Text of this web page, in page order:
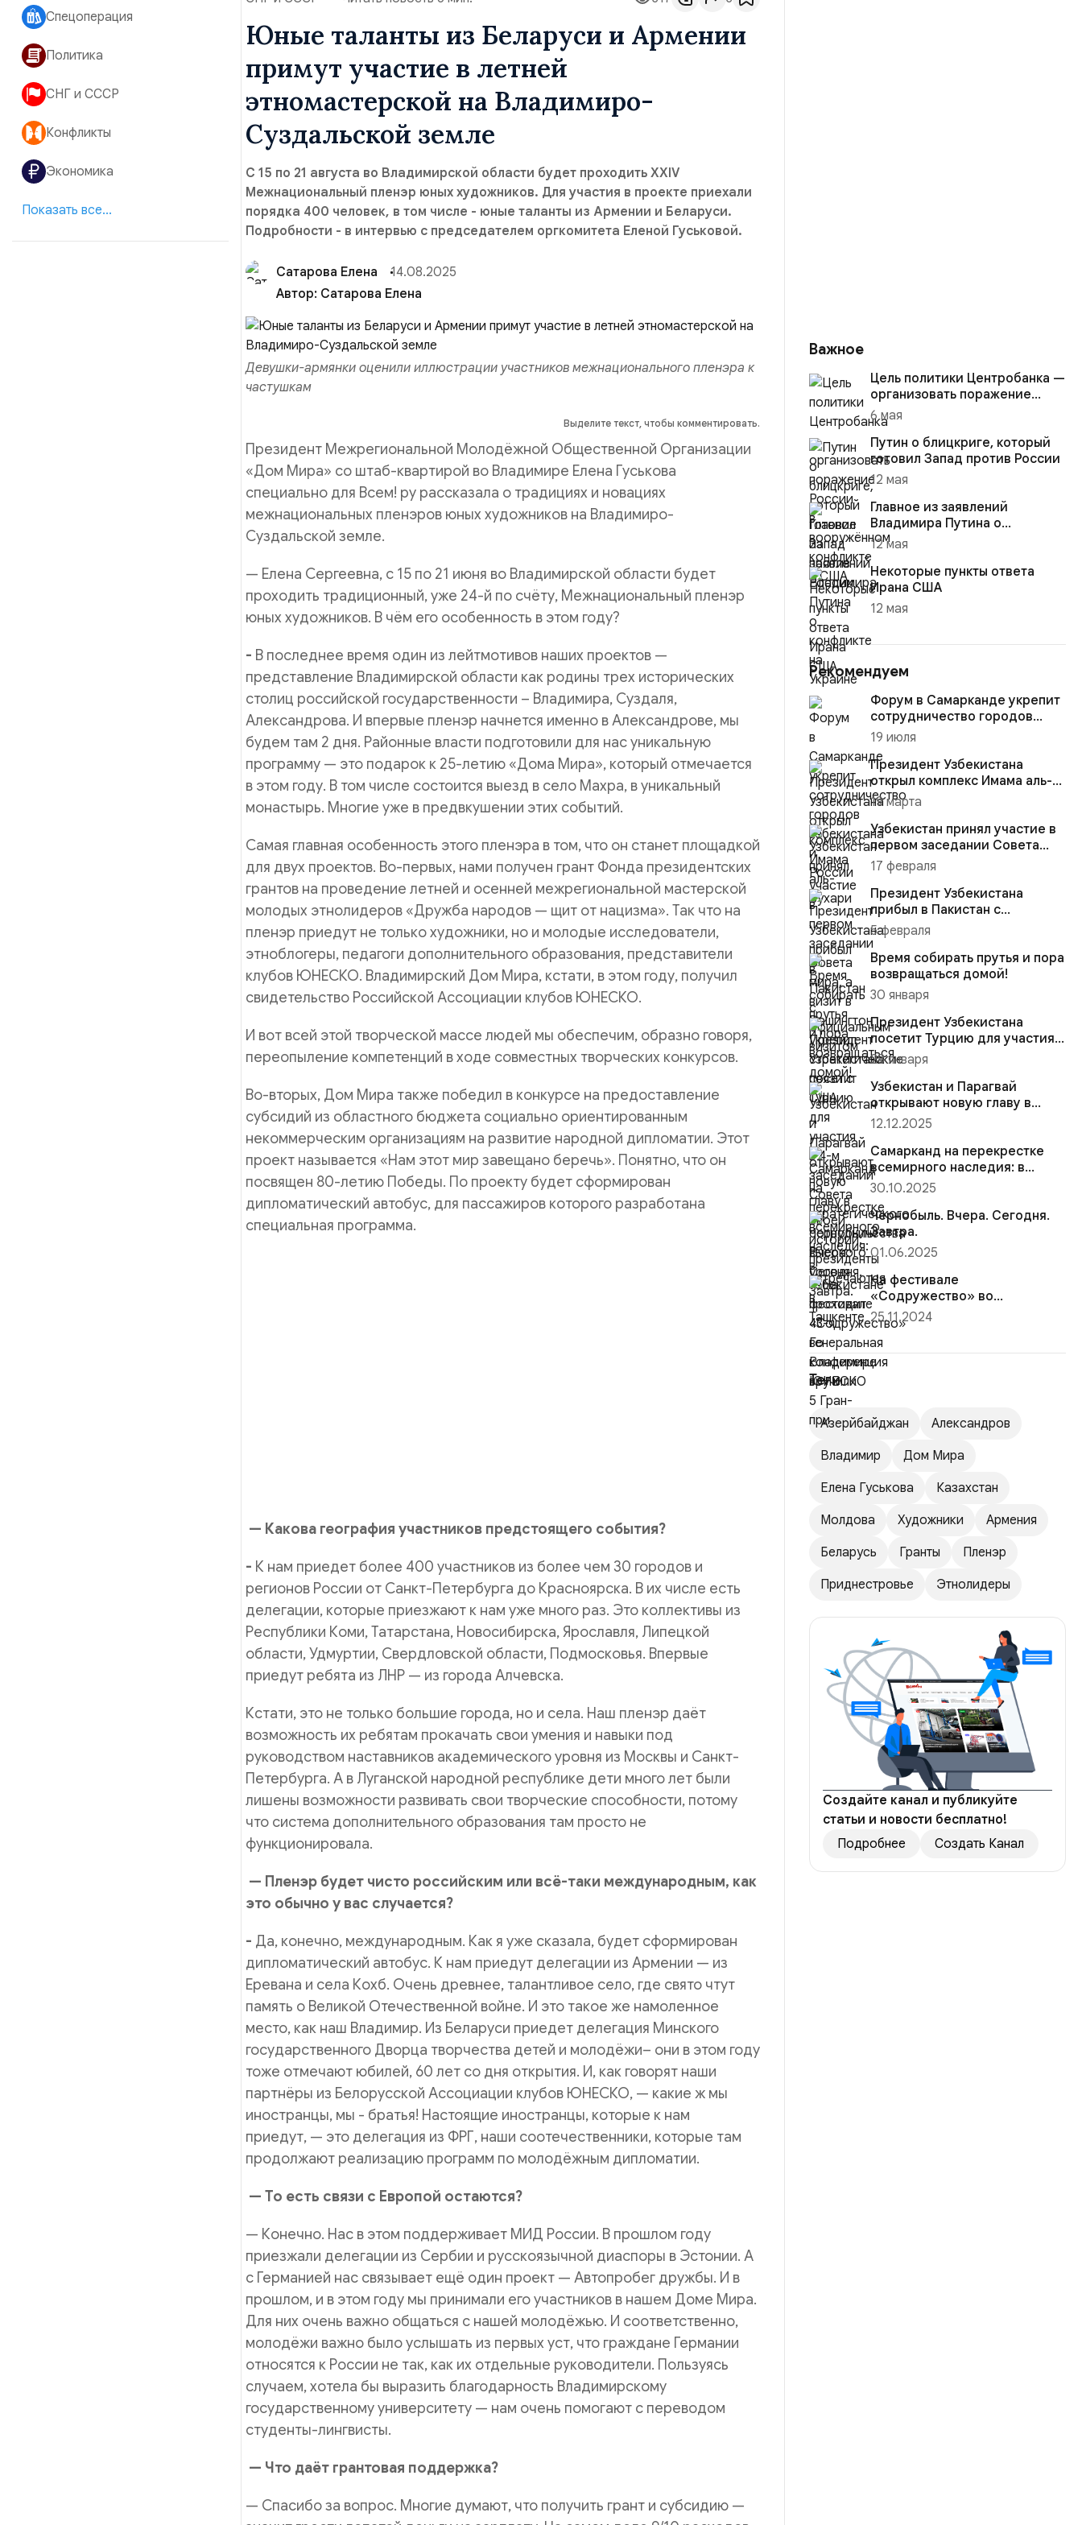
Спецоперация
Политика
СНГ и СССР
Конфликты
Экономика
Показать все...
Юные таланты из Беларуси и Армении
примут участие в летней
этномастерской на Владимиро-
Суздальской земле
С 15 по 21 августа во Владимирской области будет проходить XXIV
Межнациональный пленэр юных художников. Для участия в проекте приехали
порядка 400 человек, в том числе - юные таланты из Армении и Беларуси.
Подробности - в интервью с председателем оргкомитета Еленой Гуськовой.
Сатарова Елена
14.08.2025
Автор: Сатарова Елена
Девушки-армянки оценили иллюстрации участников межнационального пленэра к
частушкам
Выделите текст, чтобы комментировать.
Президент Межрегиональной Молодёжной Общественной Организации
«Дом Мира» со штаб-квартирой во Владимире Елена Гуськова
специально для Всем! ру рассказала о традициях и новациях
межнациональных пленэров юных художников на Владимиро-
Суздальской земле.
— Елена Сергеевна, с 15 по 21 июня во Владимирской области будет
проходить традиционный, уже 24-й по счёту, Межнациональный пленэр
юных художников. В чём его особенность в этом году?
- В последнее время один из лейтмотивов наших проектов —
представление Владимирской области как родины трех исторических
столиц российской государственности – Владимира, Суздаля,
Александрова. И впервые пленэр начнется именно в Александрове, мы
будем там 2 дня. Районные власти подготовили для нас уникальную
программу — это подарок к 25-летию «Дома Мира», который отмечается
в этом году. В том числе состоится выезд в село Махра, в уникальный
монастырь. Многие уже в предвкушении этих событий.
Самая главная особенность этого пленэра в том, что он станет площадкой
для двух проектов. Во-первых, нами получен грант Фонда президентских
грантов на проведение летней и осенней межрегиональной мастерской
молодых этнолидеров «Дружба народов — щит от нацизма». Так что на
пленэр приедут не только художники, но и молодые исследователи,
этноблогеры, педагоги дополнительного образования, представители
клубов ЮНЕСКО. Владимирский Дом Мира, кстати, в этом году, получил
свидетельство Российской Ассоциации клубов ЮНЕСКО.
И вот всей этой творческой массе людей мы обеспечим, образно говоря,
переопыление компетенций в ходе совместных творческих конкурсов.
Во-вторых, Дом Мира также победил в конкурсе на предоставление
субсидий из областного бюджета социально ориентированным
некоммерческим организациям на развитие народной дипломатии. Этот
проект называется «Нам этот мир завещано беречь». Понятно, что он
посвящен 80-летию Победы. По проекту будет сформирован
дипломатический автобус, для пассажиров которого разработана
специальная программа.
— Какова география участников предстоящего события?
- К нам приедет более 400 участников из более чем 30 городов и
регионов России от Санкт-Петербурга до Красноярска. В их числе есть
делегации, которые приезжают к нам уже много раз. Это коллективы из
Республики Коми, Татарстана, Новосибирска, Ярославля, Липецкой
области, Удмуртии, Свердловской области, Подмосковья. Впервые
приедут ребята из ЛНР — из города Алчевска.
Кстати, это не только большие города, но и села. Наш пленэр даёт
возможность их ребятам прокачать свои умения и навыки под
руководством наставников академического уровня из Москвы и Санкт-
Петербурга. А в Луганской народной республике дети много лет были
лишены возможности развивать свои творческие способности, потому
что система дополнительного образования там просто не
функционировала.
— Пленэр будет чисто российским или всё-таки международным, как
это обычно у вас случается?
- Да, конечно, международным. Как я уже сказала, будет сформирован
дипломатический автобус. К нам приедут делегации из Армении — из
Еревана и села Кохб. Очень древнее, талантливое село, где свято чтут
память о Великой Отечественной войне. И это такое же намоленное
место, как наш Владимир. Из Беларуси приедет делегация Минского
государственного Дворца творчества детей и молодёжи– они в этом году
тоже отмечают юбилей, 60 лет со дня открытия. И, как говорят наши
партнёры из Белорусской Ассоциации клубов ЮНЕСКО, — какие ж мы
иностранцы, мы - братья! Настоящие иностранцы, которые к нам
приедут, — это делегация из ФРГ, наши соотечественники, которые там
продолжают реализацию программ по молодёжным дипломатии.
— То есть связи с Европой остаются?
— Конечно. Нас в этом поддерживает МИД России. В прошлом году
приезжали делегации из Сербии и русскоязычной диаспоры в Эстонии. А
с Германией нас связывает ещё один проект — Автопробег дружбы. И в
прошлом, и в этом году мы принимали его участников в нашем Доме Мира.
Для них очень важно общаться с нашей молодёжью. И соответственно,
молодёжи важно было услышать из первых уст, что граждане Германии
относятся к России не так, как их отдельные руководители. Пользуясь
случаем, хотела бы выразить благодарность Владимирскому
государственному университету — нам очень помогают с переводом
студенты-лингвисты.
— Что даёт грантовая поддержка?
— Спасибо за вопрос. Многие думают, что получить грант и субсидию —
Важное
Цель политики Центробанка —
организовать поражение
России в вооружённом
конфликте с США
6 мая
Путин о блицкриге, который
готовил Запад против России
12 мая
Главное из заявлений
Владимира Путина о
конфликте на Украине
12 мая
Некоторые пункты ответа
Ирана США
12 мая
Рекомендуем
Форум в Самарканде укрепит
сотрудничество городов
Узбекистана и России
19 июля
Президент Узбекистана
открыл комплекс Имама аль-
Бухари
19 марта
Узбекистан принял участие в
первом заседании Совета
мира, а визит в Вашингто...
17 февраля
Президент Узбекистана
прибыл в Пакистан с
официальным визитом
5 февраля
Время собирать прутья и пора
возвращаться домой!
30 января
Президент Узбекистана
посетит Турцию для участия в
4-м заседании Совета стра...
28 января
Узбекистан и Парагвай
открывают новую главу в
своей истории: президенты
12.12.2025
Самарканд на перекрестке
всемирного наследия: в
Узбекистане проходит 43-я
30.10.2025
Чернобыль. Вчера. Сегодня.
Завтра.
01.06.2025
На фестивале
«Содружество» во
Владимире вручили 5 Гран-
при
25.11.2024
Теги
Азерйбайджан
Александров
Владимир
Дом Мира
Елена Гуськова
Казахстан
Молдова
Художники
Армения
Беларусь
Гранты
Пленэр
Приднестровье
Этнолидеры
Создайте канал и публикуйте
статьи и новости бесплатно!
Подробнее
Создать Канал